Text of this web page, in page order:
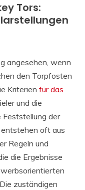
Tors:
angesehen, wenn
den Torpfosten
Kriterien für das
und die
Feststellung der
oft aus
Regeln und
die Ergebnisse
zuständigen